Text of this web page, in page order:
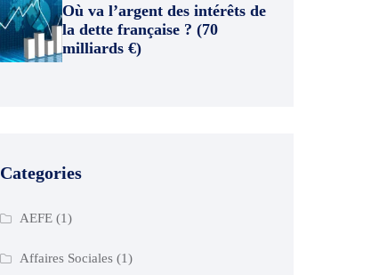
Où va l’argent des intérêts de
la dette française ? (70
milliards €)
Categories
AEFE(1)
Affaires Sociales(1)